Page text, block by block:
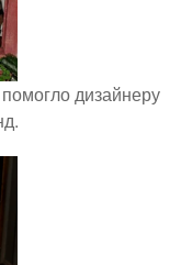
дизайнеру